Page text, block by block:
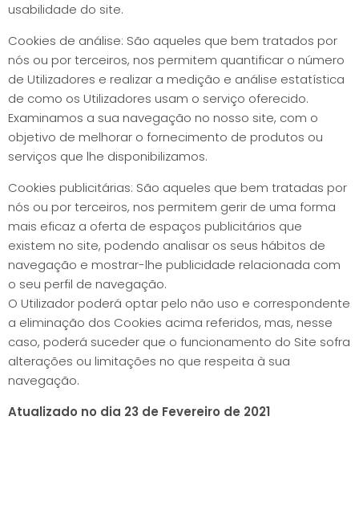
usabilidade do site.
Cookies de análise: São aqueles que bem tratados por
nós ou por terceiros, nos permitem quantificar o número
de Utilizadores e realizar a medição e análise estatística
de como os Utilizadores usam o serviço oferecido.
Examinamos a sua navegação no nosso site, com o
objetivo de melhorar o fornecimento de produtos ou
serviços que lhe disponibilizamos.
Cookies publicitárias: São aqueles que bem tratadas por
nós ou por terceiros, nos permitem gerir de uma forma
mais eficaz a oferta de espaços publicitários que
existem no site, podendo analisar os seus hábitos de
navegação e mostrar-lhe publicidade relacionada com
o seu perfil de navegação.
O Utilizador poderá optar pelo não uso e correspondente
a eliminação dos Cookies acima referidos, mas, nesse
caso, poderá suceder que o funcionamento do Site sofra
alterações ou limitações no que respeita à sua
navegação.
Atualizado no dia 23 de Fevereiro de 2021